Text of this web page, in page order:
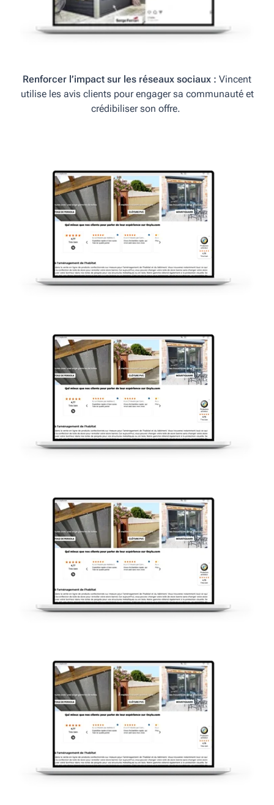
Renforcer l’impact sur les réseaux sociaux : Vincent
utilise les avis clients pour engager sa communauté et
crédibiliser son offre.